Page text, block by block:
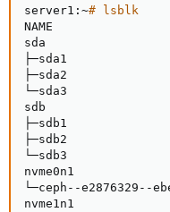
server1:~# lsblk
NAME
└─ceph--e2876329--